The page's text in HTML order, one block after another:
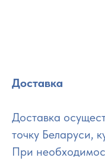
Доставка
Доставка
точку Беларуси,
При